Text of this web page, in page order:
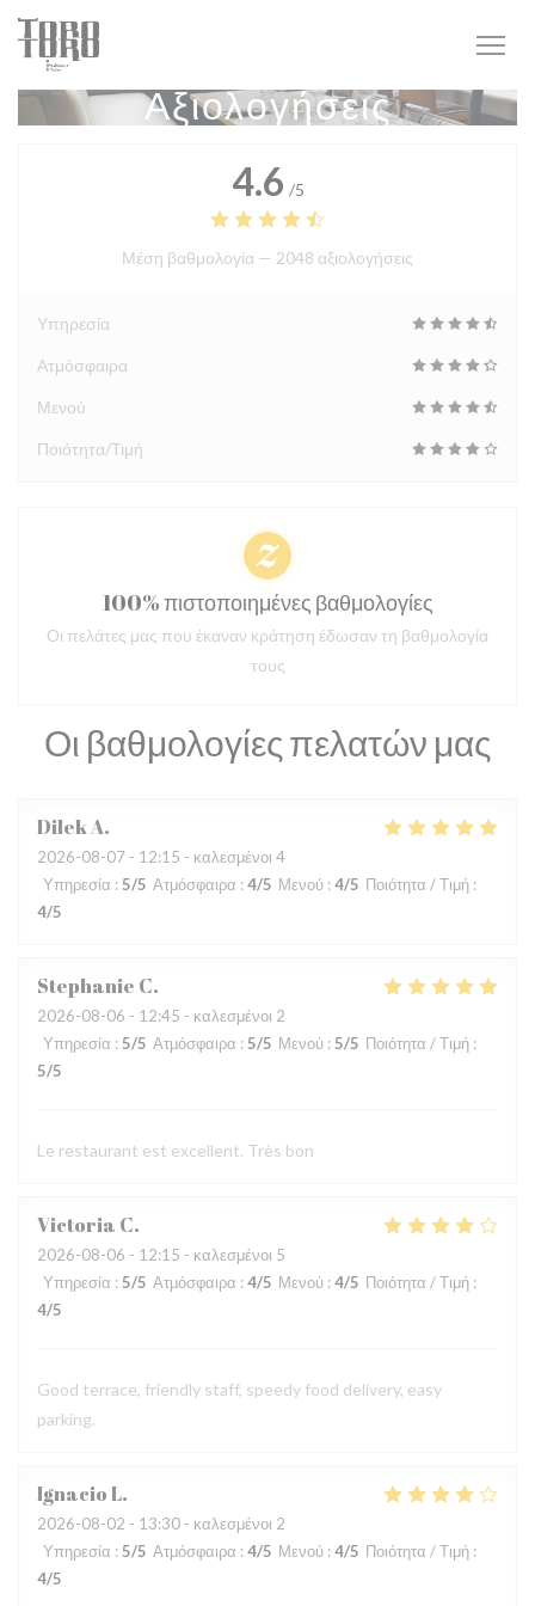
Πίνακας διαχείρισης "Μπισκότων" (Cookies)
Αξιολογήσεις
Οι βαθμολογίες πελατών μας
DilekA
2026-08-07 - 12:15 - καλεσμένοι 4
Υπηρεσία : 5/5 Ατμόσφαιρα : 4/5 Μενού : 4/5 Ποιότητα / Τιμή :
4/5
Stephanie C
2026-08-06 - 12:45 - καλεσμένοι 2
Υπηρεσία : 5/5 Ατμόσφαιρα : 5/5 Μενού : 5/5 Ποιότητα / Τιμή :
5/5
Le restaurant est excellent. Très bon
Victoria C
2026-08-06 - 12:15 - καλεσμένοι 5
Υπηρεσία : 5/5 Ατμόσφαιρα : 4/5 Μενού : 4/5 Ποιότητα / Τιμή :
4/5
Good terrace, friendly staff, speedy food delivery, easy
parking.
IgnacioL
2026-08-02 - 13:30 - καλεσμένοι 2
Υπηρεσία : 5/5 Ατμόσφαιρα : 4/5 Μενού : 4/5 Ποιότητα / Τιμή :
4/5
4.6 /5
Μέση βαθμολογία — 2048 αξιολογήσεις
Υπηρεσία
Ατμόσφαιρα
Μενού
Ποιότητα/Τιμή
100% πιστοποιημένες βαθμολογίες
Οι πελάτες μας που έκαναν κράτηση έδωσαν τη βαθμολογία
τους